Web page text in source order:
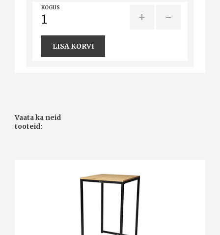
KOGUS
+ -
LISA KORVI
Vaata ka neid
tooteid: